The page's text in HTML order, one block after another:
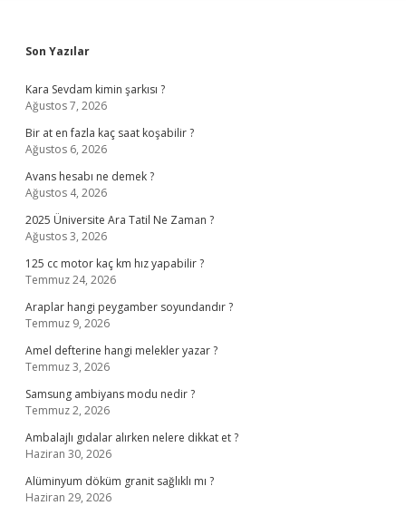
Sidebar
Son Yazılar
Kara Sevdam kimin şarkısı ?
Ağustos 7, 2026
Bir at en fazla kaç saat koşabilir ?
Ağustos 6, 2026
Avans hesabı ne demek ?
Ağustos 4, 2026
2025 Üniversite Ara Tatil Ne Zaman ?
Ağustos 3, 2026
125 cc motor kaç km hız yapabilir ?
Temmuz 24, 2026
Araplar hangi peygamber soyundandır ?
Temmuz 9, 2026
Amel defterine hangi melekler yazar ?
Temmuz 3, 2026
Samsung ambiyans modu nedir ?
Temmuz 2, 2026
Ambalajlı gıdalar alırken nelere dikkat et ?
Haziran 30, 2026
Alüminyum döküm granit sağlıklı mı ?
Haziran 29, 2026